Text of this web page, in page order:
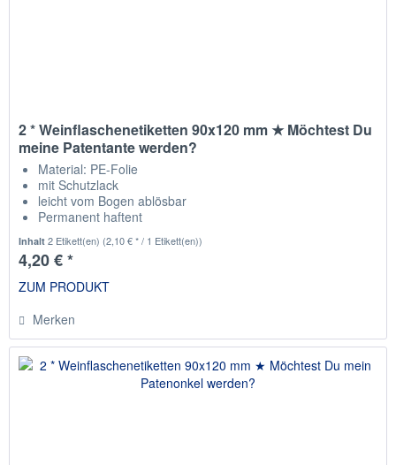
2 * Weinflaschenetiketten 90x120 mm ★ Möchtest Du
meine Patentante werden?
Material: PE-Folie
mit Schutzlack
leicht vom Bogen ablösbar
Permanent haftent
Inhalt2 Etikett(en) (2,10 € * / 1 Etikett(en))
4,20 € *
ZUM PRODUKT
Merken